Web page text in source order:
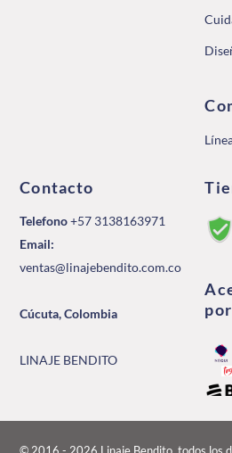
Contacto
Telefono+57 3138163971
Email:
ventas@linajebendito.com.co
Cúcuta, Colombia
LINAJE BENDITO